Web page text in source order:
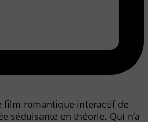
film romantique interactif de
séduisante en théorie. Qui n’a